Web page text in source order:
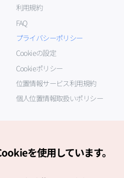
利用規約
FAQ
プライバシーポリシー
Cookieの設定
Cookieポリシー
位置情報サービス利用規約
個人位置情報取扱いポリシー
を使用しています。